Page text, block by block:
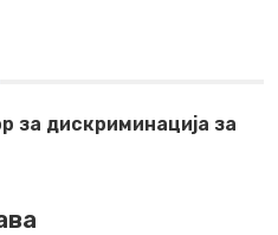
за дискриминација за